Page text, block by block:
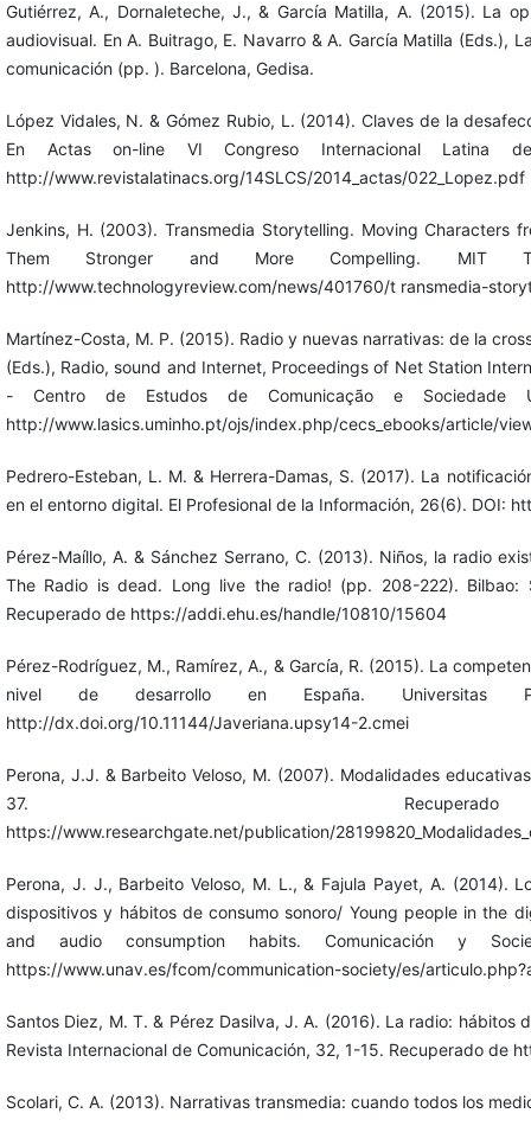
Gutiérrez, A., Dornaleteche, J., & García Matilla, A. (2015). La
audiovisual. En A. Buitrago, E. Navarro & A. García Matilla (Eds.),
comunicación (pp. ). Barcelona, Gedisa.
López Vidales, N. & Gómez Rubio, L. (2014). Claves de la
En Actas on-line VI Congreso Internacional Latina
http://www.revistalatinacs.org/14SLCS/2014_actas/022_Lopez.pdf
Jenkins, H. (2003). Transmedia Storytelling. Moving Characters
Them Stronger and More Compelling. MIT
http://www.technologyreview.com/news/401760/t ransmedia-
Martínez-Costa, M. P. (2015). Radio y nuevas narrativas: de la
(Eds.), Radio, sound and Internet, Proceedings of Net Station
- Centro de Estudos de Comunicação e Sociedade
http://www.lasics.uminho.pt/ojs/index.php/cecs_ebooks/article/
Pedrero-Esteban, L. M. & Herrera-Damas, S. (2017). La
en el entorno digital. El Profesional de la Información, 26(6). DOI:
Pérez-Maíllo, A. & Sánchez Serrano, C. (2013). Niños, la radio
The Radio is dead. Long live the radio! (pp. 208-222). Bilbao:
Recuperado de https://addi.ehu.es/handle/10810/15604
Pérez-Rodríguez, M., Ramírez, A., & García, R. (2015). La
nivel de desarrollo en España. Universitas
http://dx.doi.org/10.11144/Javeriana.upsy14-2.cmei
Perona, J.J. & Barbeito Veloso, M. (2007). Modalidades
37.
https://www.researchgate.net/publication/
Perona, J. J., Barbeito Veloso, M. L., & Fajula Payet, A. (2014).
dispositivos y hábitos de consumo sonoro/ Young people in the
and audio consumption habits. Comunicación y
https://www.unav.es/fcom/communication-society/es/
Santos Diez, M. T. & Pérez Dasilva, J. A. (2016). La radio: hábitos
Revista Internacional de Comunicación, 32, 1-15. Recuperado de
Scolari, C. A. (2013). Narrativas transmedia: cuando todos los